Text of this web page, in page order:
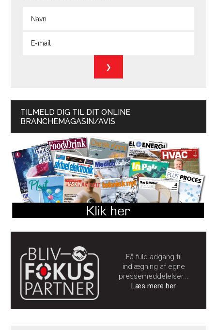
TILMELD DIG TIL DIT ONLINE
BRANCHEMAGASIN/AVIS
Få fuld adgang til
indlægning af egne
pressemeddelelser...
Læs mere her